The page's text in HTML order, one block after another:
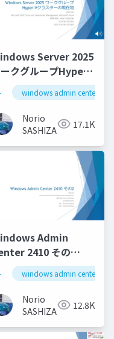
server 2025
Server 2025
クグループHyper-
ラスターの現在地
location of
Server 2025
Hyper-V
windows admin center
Norio
SASHIZAKI
17.1K
Admin
2410 その
Admin
2410 Part 2
windows admin center
Norio
SASHIZAKI
12.8K